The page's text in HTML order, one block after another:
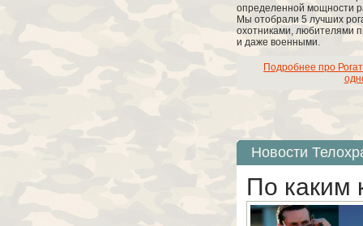
определенной мощности
Мы отобрали 5 лучших
охотниками, любителями
и даже военными.
Подробнее про
Новости
По каким